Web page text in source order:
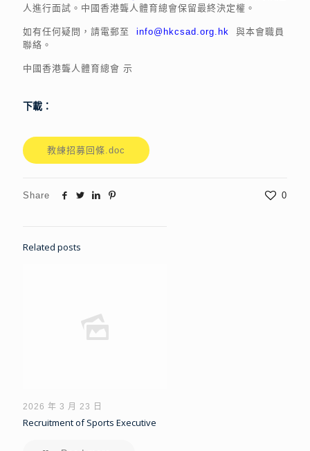
人進行面試。中國香港聾人體育總會保留最終決定權。
如有任何疑問，請電郵至 info@hkcsad.org.hk 與本會職員
聯絡。
中國香港聾人體育總會 示
下載：
教練招募回條.doc
Share 0
Related posts
2026 年 3 月 23 日
Recruitment of Sports Executive